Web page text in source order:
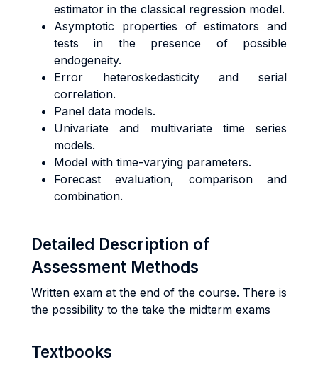
estimator in the classical regression model.
Asymptotic properties of estimators and
tests in the presence of possible
endogeneity.
Error heteroskedasticity and serial
correlation.
Panel data models.
Univariate and multivariate time series
models.
Model with time-varying parameters.
Forecast evaluation, comparison and
combination.
Detailed Description of
Assessment Methods
Written exam at the end of the course. There is
the possibility to the take the midterm exams
Textbooks